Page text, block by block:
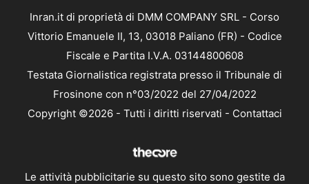
Inran.it di proprietà di DMM COMPANY SRL - Corso
Vittorio Emanuele II, 13, 03018 Paliano (FR) - Codice
Fiscale e Partita I.V.A. 03144800608
Testata Giornalistica registrata presso il Tribunale di
Frosinone con n°03/2022 del 27/04/2022
Copyright ©2026 - Tutti i diritti riservati - Contattaci
Le attività pubblicitarie su questo sito sono gestite da